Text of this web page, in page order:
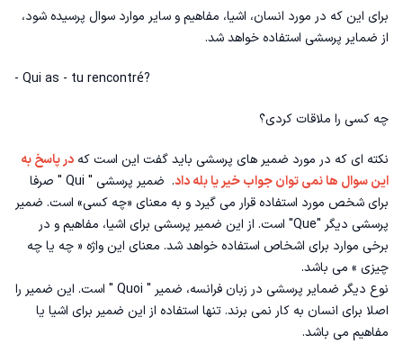
برای این که در مورد انسان، اشیا، مفاهیم و سایر موارد سوال پرسیده شود،
از ضمایر پرسشی استفاده خواهد شد‌.
- Qui as - tu rencontré?
چه کسی را ملاقات کردی؟
نکته ای که در مورد ضمیر های پرسشی باید گفت این است که در پاسخ به
این سوال ها نمی توان جواب خیر یا بله داد
. ضمیر پرسشی " Qui " صرفا
برای شخص مورد استفاده قرار می گیرد و به معنای «چه کسی» است. ضمیر
پرسشی دیگر "Que" است. از این ضمیر پرسشی برای اشیا، مفاهیم و در
برخی موارد برای اشخاص استفاده خواهد شد. معنای این واژه « چه یا چه
چیزی » می باشد.
نوع دیگر ضمایر پرسشی در زبان فرانسه
، ضمیر " Quoi " است. این ضمیر را
اصلا برای انسان به کار نمی برند. تنها استفاده از این ضمیر برای اشیا یا
مفاهیم می باشد.